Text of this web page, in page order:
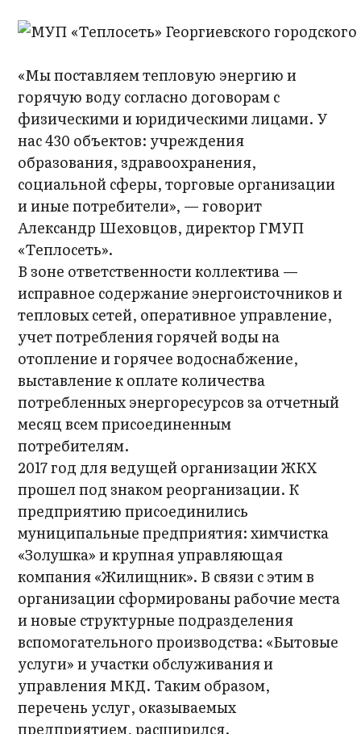
«Мы поставляем тепловую энергию и
горячую воду согласно договорам с
физическими и юридическими лицами. У
нас 430 объектов: учреждения
образования, здравоохранения,
социальной сферы, торговые организации
и иные потребители», — говорит
Александр Шеховцов, директор ГМУП
«Теплосеть».
В зоне ответственности коллектива —
исправное содержание энергоисточников и
тепловых сетей, оперативное управление,
учет потребления горячей воды на
отопление и горячее водоснабжение,
выставление к оплате количества
потребленных энергоресурсов за отчетный
месяц всем присоединенным
потребителям.
2017 год для ведущей организации ЖКХ
прошел под знаком реорганизации. К
предприятию присоединились
муниципальные предприятия: химчистка
«Золушка» и крупная управляющая
компания «Жилищник». В связи с этим в
организации сформированы рабочие места
и новые структурные подразделения
вспомогательного производства: «Бытовые
услуги» и участки обслуживания и
управления МКД. Таким образом,
перечень услуг, оказываемых
предприятием, расширился.